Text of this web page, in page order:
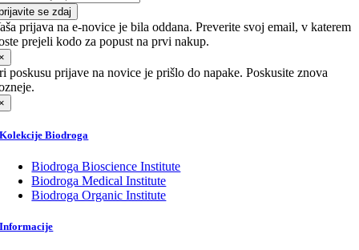
se zdaj
prijava na e-novice je bila oddana. Preverite svoj email, v katerem
prejeli kodo za popust na prvi nakup.
poskusu prijave na novice je prišlo do napake. Poskusite znova
Kolekcije Biodroga
Biodroga Bioscience Institute
Biodroga Medical Institute
Biodroga Organic Institute
Informacije